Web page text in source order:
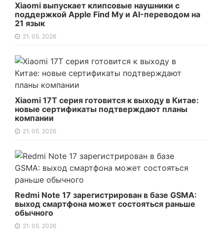
Xiaomi выпускает клипсовые наушники с
поддержкой Apple Find My и AI-переводом на
21 язык
21. 05. 2026
Xiaomi 17T серия готовится к выходу в Китае:
новые сертификаты подтверждают планы
компании
21. 05. 2026
Redmi Note 17 зарегистрирован в базе GSMA:
выход смартфона может состояться раньше
обычного
21. 05. 2026